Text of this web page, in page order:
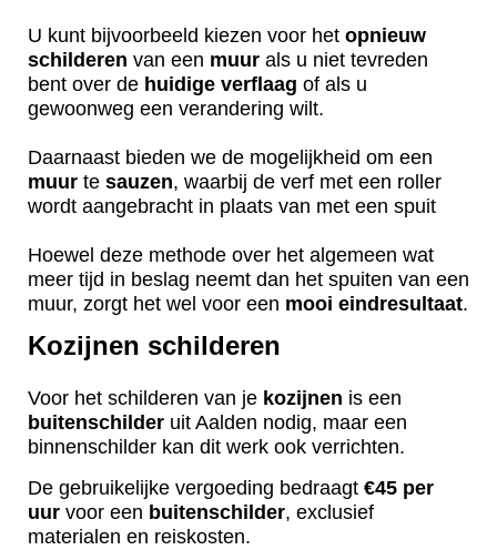
U kunt bijvoorbeeld kiezen voor het opnieuw
schilderen van een muur als u niet tevreden
bent over de huidige verflaag of als u
gewoonweg een verandering wilt.
Daarnaast bieden we de mogelijkheid om een
muur te sauzen, waarbij de verf met een roller
wordt aangebracht in plaats van met een spuit
Hoewel deze methode over het algemeen wat
meer tijd in beslag neemt dan het spuiten van een
muur, zorgt het wel voor een mooi eindresultaat.
Kozijnen schilderen
Voor het schilderen van je kozijnen is een
buitenschilder uit Aalden nodig, maar een
binnenschilder kan dit werk ook verrichten.
De gebruikelijke vergoeding bedraagt €45 per
uur voor een buitenschilder, exclusief
materialen en reiskosten.